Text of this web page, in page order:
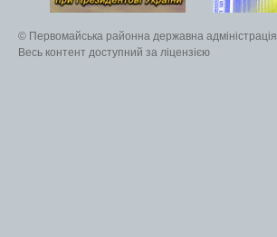
© Первомайська районна державна адміністрація
Весь контент доступний за ліцензією